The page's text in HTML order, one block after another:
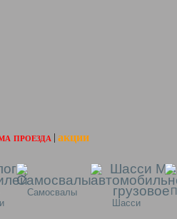
проезда акции
Самосвалы
Шасси